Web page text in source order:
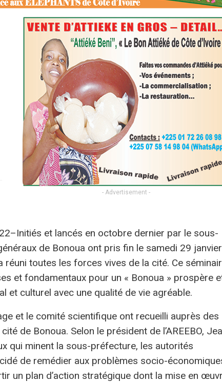
- Advertisement -
et lancés en octobre dernier par le sous-
de Bonoua ont pris fin le samedi 29 janvier
toutes les forces vives de la cité. Ce
et fondamentaux pour un « Bonoua » prospère
et culturel avec une qualité de vie agréable.
et le comité scientifique ont recueilli auprès des
de Bonoua. Selon le président de l’AREEBO,
qui minent la sous-préfecture, les autorités
de remédier aux problèmes socio-
un plan d’action stratégique dont la mise en